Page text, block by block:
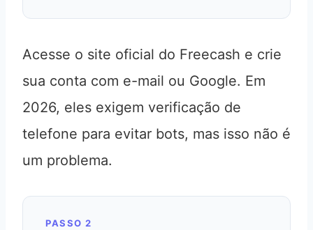
Acesse o site oficial do Freecash e crie
sua conta com e-mail ou Google. Em
2026, eles exigem verificação de
telefone para evitar bots, mas isso não é
um problema.
PASSO 2